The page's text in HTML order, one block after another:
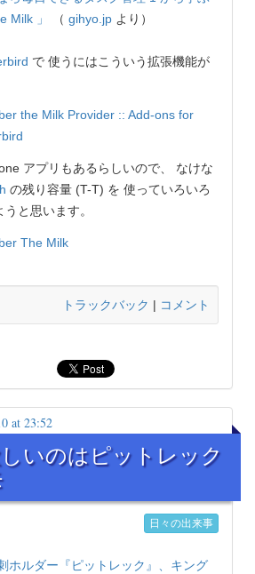
Milk 」
（ gihyo.jp より）
で 使うにはこういう拡張機能が
the Milk Provider :: Add-ons for
アプリもあるらしいので、 なけな
の残り容量 (T-T) を 使っていろいろ
と思います。
The Milk
トラックバック | コメント
at 23:52
いのはピットレック
日々の出来事
ホルダー『ピットレック』、キング